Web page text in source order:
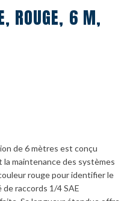
ROUGE, 6 M,
de 6 mètres est conçu
maintenance des systèmes
rouge pour identifier le
raccords 1/4 SAE